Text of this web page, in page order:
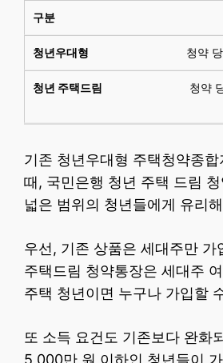
청약
청약
기존 청년우대형 주택청약종
때, 국민은행 청년 주택 드림
넓은 범위의 청년들에게 유리
우선, 기존 상품은 세대주만 가
주택드림 청약통장은 세대주
주택 청년이면 누구나 가입할
또 소득 요건도 기존보다 완화